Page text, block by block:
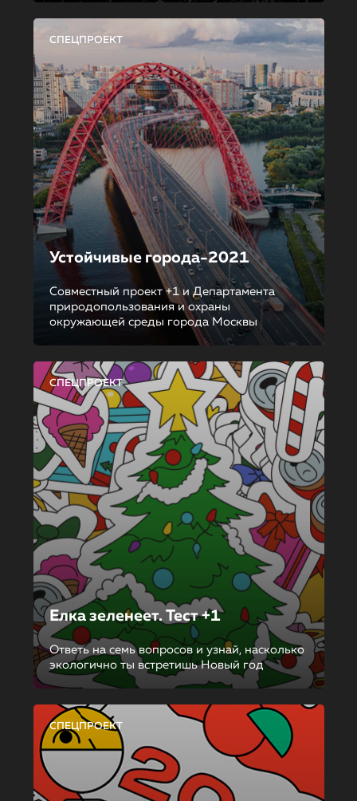
СПЕЦПРОЕКТ
Устойчивые города-2021
Совместный проект +1 и Департамента
природопользования и охраны
окружающей среды города Москвы
СПЕЦПРОЕКТ
Елка зеленеет. Тест +1
Ответь на семь вопросов и узнай, насколько
экологично ты встретишь Новый год
СПЕЦПРОЕКТ